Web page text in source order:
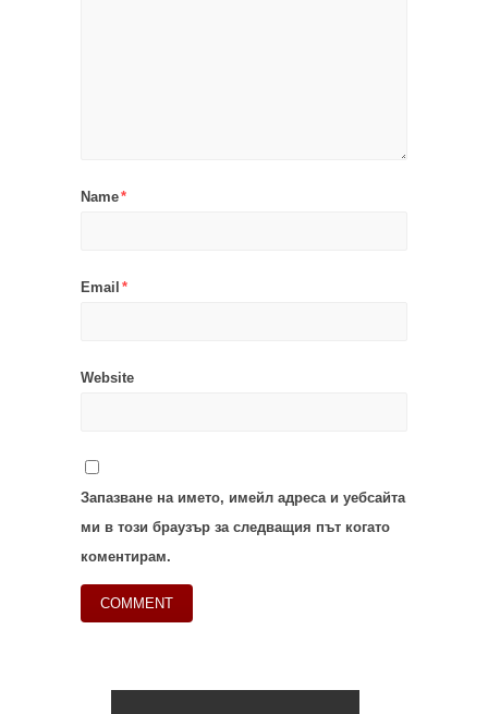
Name*
Email *
Website
Запазване на името, имейл адреса и уебсайта
ми в този браузър за следващия път когато
коментирам.